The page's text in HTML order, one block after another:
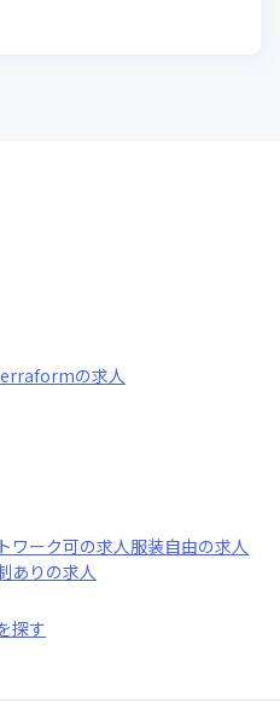
の求人
ワーク可の求人服装自由の求人
あり の求人
探す